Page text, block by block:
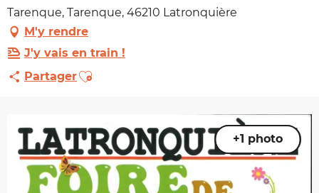
Tarenque, Tarenque, 46210 Latronquière
M'y rendre
J'y vais en train !
PartagerAjouter aux favoris
+1 photo